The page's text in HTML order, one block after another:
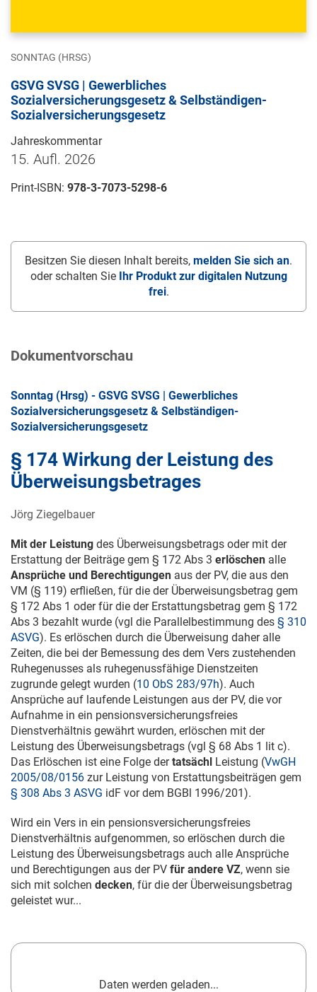
SONNTAG (HRSG)
GSVG SVSG | Gewerbliches
Sozialversicherungsgesetz & Selbständigen-
Sozialversicherungsgesetz
Jahreskommentar
15. Aufl. 2026
Print-ISBN: 978-3-7073-5298-6
Besitzen Sie diesen Inhalt bereits, melden Sie sich an.
oder schalten Sie
Ihr Produkt zur digitalen Nutzung
frei.
Dokumentvorschau
Sonntag (Hrsg) - GSVG SVSG | Gewerbliches
Sozialversicherungsgesetz & Selbständigen-
Sozialversicherungsgesetz
§ 174 Wirkung der Leistung des
Überweisungsbetrages
Jörg Ziegelbauer
Mit der Leistung des Überweisungsbetrags oder mit der
Erstattung der Beiträge gem § 172 Abs 3 erlöschen alle
Ansprüche und Berechtigungen aus der PV, die aus den
VM (§ 119) erfließen, für die der Überweisungsbetrag gem
§ 172 Abs 1 oder für die der Erstattungsbetrag gem § 172
Abs 3 bezahlt wurde (vgl die Parallelbestimmung des § 310
ASVG). Es erlöschen durch die Überweisung daher alle
Zeiten, die bei der Bemessung des dem Vers zustehenden
Ruhegenusses als ruhegenussfähige Dienstzeiten
zugrunde gelegt wurden (10 ObS 283/97h). Auch
Ansprüche auf laufende Leistungen aus der PV, die vor
Aufnahme in ein pensionsversicherungsfreies
Dienstverhältnis gewährt wurden, erlöschen mit der
Leistung des Überweisungsbetrags (vgl § 68 Abs 1 lit c).
Das Erlöschen ist eine Folge dertatsächl Leistung (VwGH
2005/08/0156 zur Leistung von Erstattungsbeiträgen gem
§ 308 Abs 3 ASVG idF vor dem BGBl 1996/201).
Wird ein Vers in ein pensionsversicherungsfreies
Dienstverhältnis aufgenommen, so erlöschen durch die
Leistung des Überweisungsbetrags auch alle Ansprüche
und Berechtigungen aus der PV für andere VZ, wenn sie
sich mit solchen decken, für die der Überweisungsbetrag
geleistet wur...
Daten werden geladen...